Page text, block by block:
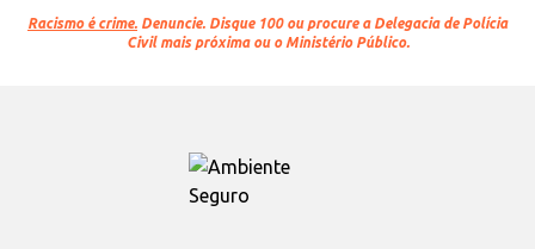
Racismo é crime. Denuncie. Disque 100 ou procure a Delegacia de Polícia
Civil mais próxima ou o Ministério Público.